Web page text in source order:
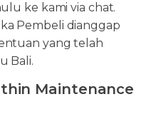
ke kami via chat.
Pembeli dianggap
yang telah
Bali.
Maintenance